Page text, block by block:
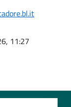
11:27